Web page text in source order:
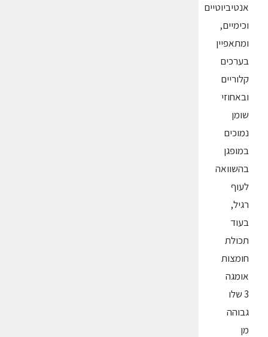
אנטיביוטיים
וכימיים,
ומתאפיין
בערכים
קלוריים
ובאחוזי
שומן
נמוכים
במופגן
בהשוואה
לעוף
רגיל,
בעוד
תכולת
חומצות
אומגה
3 שלו
גבוהה
מן